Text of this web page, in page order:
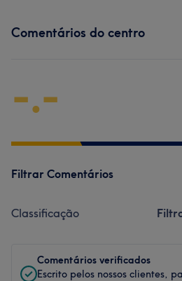
Comentários do centro
-.-
Filtrar Comentários
Classificação
Comentários verificados
Escrito pelos nossos clientes,